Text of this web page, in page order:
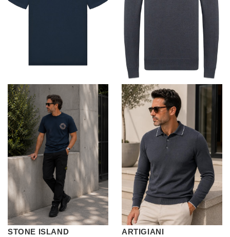
STONE ISLAND ARTIGIANI